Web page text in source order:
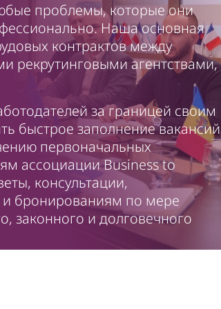
проблемы, которые они
Наша основная
контрактов между
рекрутинговыми агентствами,
за границей своим
быстрое заполнение вакансий
первоначальных
ассоциации Business to
консультации,
бронированиям по мере
законного и долговечного